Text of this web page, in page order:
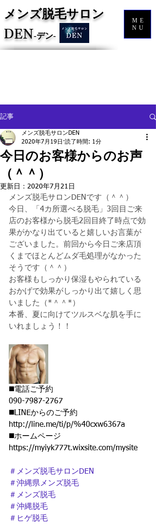
メンズ脱毛サロン
DEN‐デン‐
ME
NU
記事
今日のお客様からのお声
（＾＾）
メンズ脱毛サロンDEN
2020年7月19日 読了時間: 1分
更新日： 2020年7月21日
メンズ脱毛サロンDENです（＾＾）
今日、「4カ所選べる脱毛」3回目ご来
店のお客様から脱毛2回目終了時点で効
果がかなり出ていると嬉しいお言葉が
ございました。前回から今日ご来店頂
くまでほとんどムダ毛処理がなかった
そうです（＾＾）
お客様もしっかり保湿もやられている
おかげで効果がしっかり出て嬉しく思
いました（*＾＾*）
本番、夏に向けてツルスベな肌を手に
いれましょう！！
◼️電話ご予約
090-7987-2767
◼️LINEからのご予約
http://line.me/ti/p/%40cxw6367a
◼️ホームページ
https://myiyk777t.wixsite.com/mysite
＃メンズ脱毛サロンDEN
＃沖縄県メンズ脱毛
＃メンズ脱毛
＃沖縄脱毛
＃ヒゲ脱毛